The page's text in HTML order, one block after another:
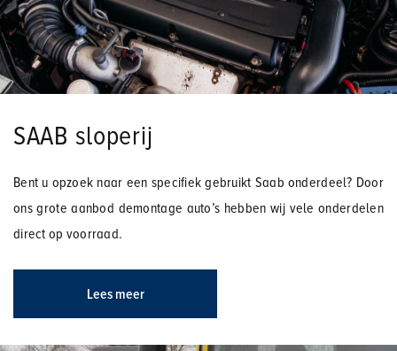
SAAB sloperij
Bent u opzoek naar een specifiek gebruikt Saab onderdeel? Door
ons grote aanbod demontage auto’s hebben wij vele onderdelen
direct op voorraad.
Lees meer